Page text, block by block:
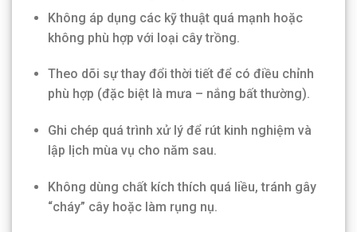
Không áp dụng các kỹ thuật quá mạnh hoặc
không phù hợp với loại cây trồng.
Theo dõi sự thay đổi thời tiết để có điều chỉnh
phù hợp (đặc biệt là mưa – nắng bất thường).
Ghi chép quá trình xử lý để rút kinh nghiệm và
lập lịch mùa vụ cho năm sau.
Không dùng chất kích thích quá liều, tránh gây
“cháy” cây hoặc làm rụng nụ.